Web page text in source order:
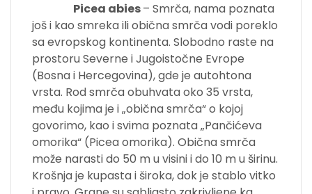
Picea abies– Smrča, nama poznata
još i kao smreka ili običnasmrčavodi poreklo
sa evropskog kontinenta. Slobodno raste na
prostoru Severne i Jugoistočne Evrope
(Bosna i Hercegovina), gde je autohtona
vrsta. Rod smrča obuhvata oko 35 vrsta,
među kojima je i „obična smrča“ o kojoj
govorimo, kao i svima poznata „Pančićeva
omorika“ (Picea omorika). Obična smrča
može narasti do 50 m u visini i do 10 m u širinu.
Krošnja je kupasta i široka, dok je stablo vitko